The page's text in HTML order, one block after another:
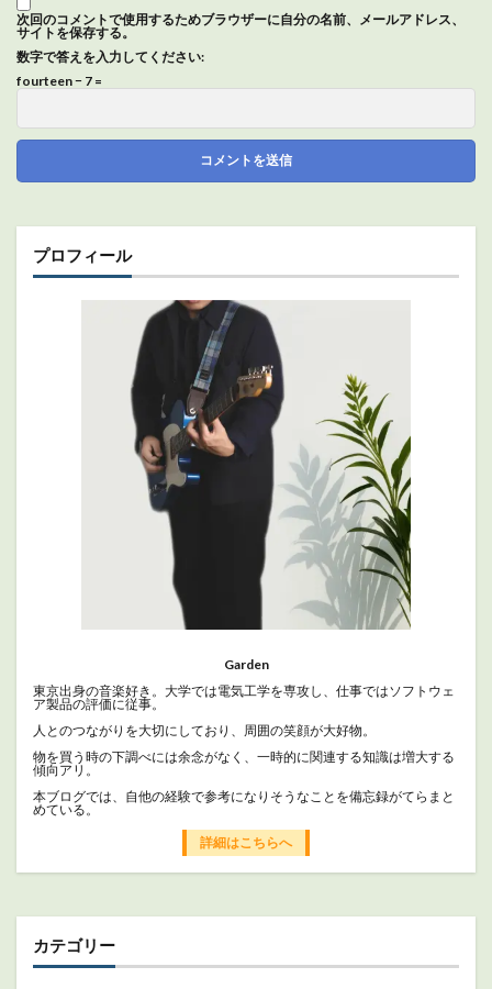
次回のコメントで使用するためブラウザーに自分の名前、メールアドレス、
サイトを保存する。
数字で答えを入力してください:
fourteen − 7 =
プロフィール
Garden
東京出身の音楽好き。大学では電気工学を専攻し、仕事ではソフトウェ
ア製品の評価に従事。
人とのつながりを大切にしており、周囲の笑顔が大好物。
物を買う時の下調べには余念がなく、一時的に関連する知識は増大する
傾向アリ。
本ブログでは、自他の経験で参考になりそうなことを備忘録がてらまと
めている。
詳細はこちらへ
カテゴリー